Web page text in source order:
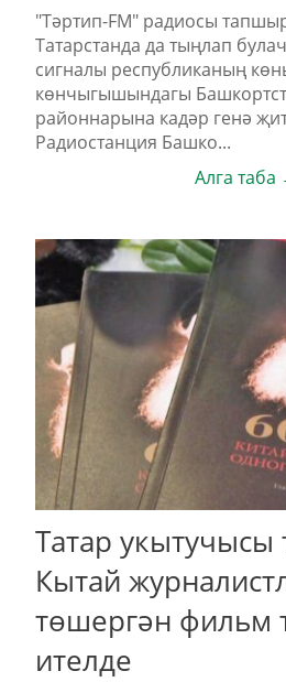
"Тәртип-FM" радиосы
Татарстанда да тыңлап
сигналы республиканың
көнчыгышындагы
районнарына кадәр генә
Радиостанция Башко...
Алга таба
Татар укытучысы
Кытай
төшергән фильм
ителде